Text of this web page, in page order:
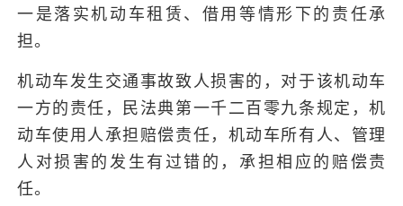
一是落实机动车租赁、借用等情形下的责任承
担。
机动车发生交通事故致人损害的，对于该机动车
一方的责任，民法典第一千二百零九条规定，机
动车使用人承担赔偿责任，机动车所有人、管理
人对损害的发生有过错的，承担相应的赔偿责
任。